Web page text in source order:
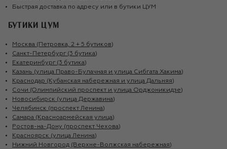
Быстрая доставка по адресу или в бутики ЦУМ
БУТИКИ ЦУМ
Москва (Петровка, 2 + 5 бутиков)
Санкт-Петербург (3 бутика)
Екатеринбург (3 бутика)
Казань (улица Право-Булачная и улица Сибгата Хакима)
Краснодар (Кубанская набережная и улица Дальняя)
Сочи (Олимпийский проспект и улица Орджоникидзе)
Новосибирск (улица Державина)
Челябинск (проспект Ленина)
Самара (Красноармейская улица)
Ростов-на-Дону (проспект Чехова)
Красноярск (улица Ленина)
Нижний Новгород (Верхне-Волжская набережная)